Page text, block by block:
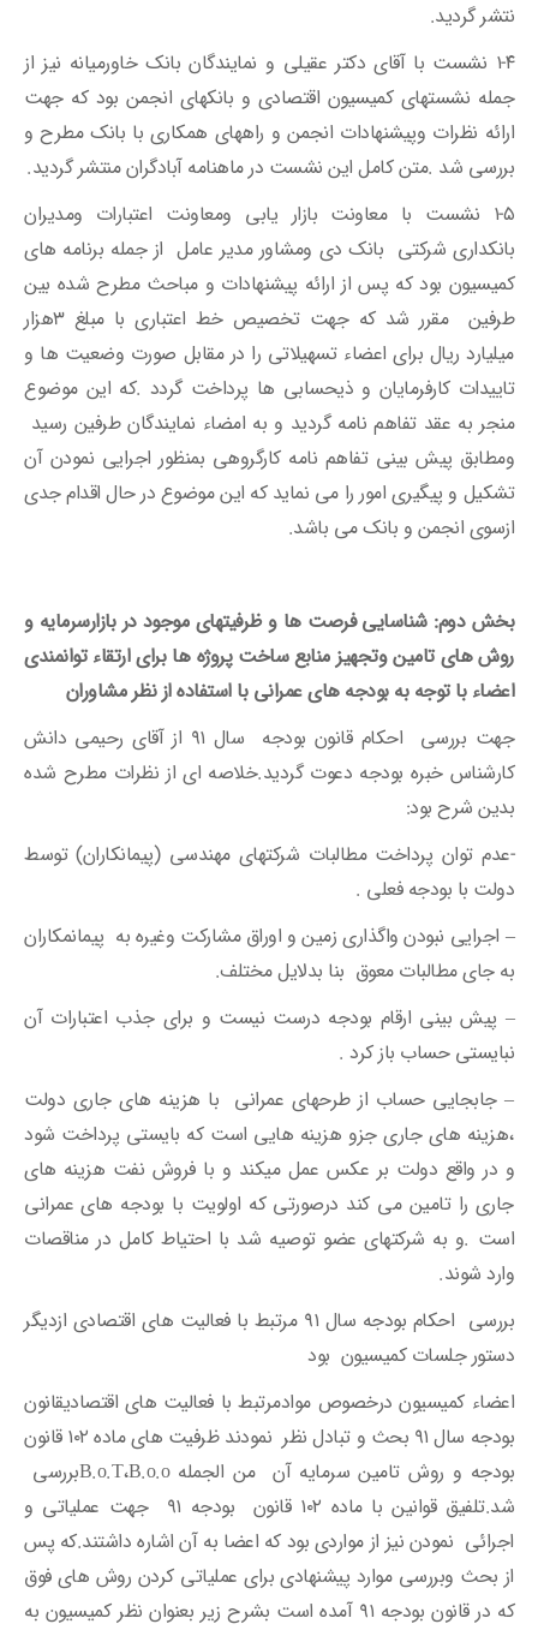
نتشر گردید.
۱-۴ نشست با آقای دکتر عقیلی و نمایندگان بانک خاورمیانه نیز از
جمله نشستهای کمیسیون اقتصادی و بانکهای انجمن بود که جهت
ارائه نظرات وپیشنهادات انجمن و راههای همکاری با بانک مطرح و
بررسی شد .متن کامل این نشست در ماهنامه آبادگران منتشر گردید.
۱-۵ نشست با معاونت بازار یابی ومعاونت اعتبارات ومدیران
بانکداری شرکتی بانک دی ومشاور مدیر عامل از جمله برنامه های
کمیسیون بود که پس از ارائه پیشنهادات و مباحث مطرح شده بین
طرفین مقرر شد که جهت تخصیص خط اعتباری با مبلغ 3هزار
میلیارد ریال برای اعضاء تسهیلاتی را در مقابل صورت وضعیت ها و
تاییدات کارفرمایان و ذیحسابی ها پرداخت گردد .که این موضوع
منجر به عقد تفاهم نامه گردید و به امضاء نمایندگان طرفین رسید
ومطابق پیش بینی تفاهم نامه کارگروهی بمنظور اجرایی نمودن آن
تشکیل و پیگیری امور را می نماید که این موضوع در حال اقدام جدی
ازسوی انجمن و بانک می باشد.
بخش دوم: شناسایی فرصت ها و ظرفیتهای موجود در بازارسرمایه و
روش های تامین وتجهیز منابع ساخت پروژه ها برای ارتقاء توانمندی
اعضاء با توجه به بودجه های عمرانی با استفاده از نظر مشاوران
جهت بررسی احکام قانون بودجه سال ۹۱ از آقای رحیمی دانش
کارشناس خبره بودجه دعوت گردید.خلاصه ای از نظرات مطرح شده
بدین شرح بود:
-عدم توان پرداخت مطالبات شرکتهای مهندسی (پیمانکاران) توسط
دولت با بودجه فعلی .
– اجرایی نبودن واگذاری زمین و اوراق مشارکت وغیره به پیمانمکاران
به جای مطالبات معوق بنا بدلایل مختلف.
– پیش بینی ارقام بودجه درست نیست و برای جذب اعتبارات آن
نبایستی حساب باز کرد .
– جابجایی حساب از طرحهای عمرانی با هزینه های جاری دولت
،هزینه های جاری جزو هزینه هایی است که بایستی پرداخت شود
و در واقع دولت بر عکس عمل میکند و با فروش نفت هزینه های
جاری را تامین می کند درصورتی که اولویت با بودجه های عمرانی
است .و به شرکتهای عضو توصیه شد با احتیاط کامل در مناقصات
وارد شوند.
بررسی احکام بودجه سال ۹۱ مرتبط با فعالیت های اقتصادی ازدیگر
دستور جلسات کمیسیون بود
اعضاء کمیسیون درخصوص موادمرتبط با فعالیت های اقتصادیقانون
بودجه سال ۹۱ بحث و تبادل نظر نمودند ظرفیت های ماده ۱۰۲ قانون
بودجه و روش تامین سرمایه آن من الجمله B.o.T،B.o.oبررسی
شد.تلفیق قوانین با ماده ۱۰۲ قانون بودجه ۹۱ جهت عملیاتی و
اجرائی نمودن نیز از مواردی بود که اعضا به آن اشاره داشتند.که پس
از بحث وبررسی موارد پیشنهادی برای عملیاتی کردن روش های فوق
که در قانون بودجه ۹۱ آمده است بشرح زیر بعنوان نظر کمیسیون به